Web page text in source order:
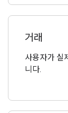
거래
사용자가 실
니다.